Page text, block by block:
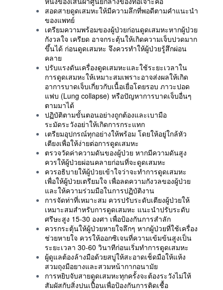
สอดสายดูดเสมหะให้มีความลึกที่พอดีตามคำแนะนำ
ของแพทย์
เตรียมความพร้อมของผู้ป่วยก่อนดูดเสมหะหากผู้ป่วย
กังวลใจ เครียด อาจกระตุ้นให้เกิดความเจ็บปวดมาก
ขึ้นได้ ก่อนดูดเสมหะ จึงควรทำให้ผู้ป่วยรู้สึกผ่อน
คลาย
ปรับแรงดันเครื่องดูดเสมหะและใช้ระยะเวลาใน
การดูดเสมหะให้เหมาะสมเพราะอาจส่งผลให้เกิด
อาการบาดเจ็บเกี่ยวกับเนื้อเยื่อโดยรอบ ภาวะปอด
แฟบ (Lung collapse) หรือปัญหาการบาดเจ็บอื่นๆ
ตามมาได้
ปฏิบัติตามขั้นตอนอย่างถูกต้องและเบามือ
ระมัดระวังอย่าให้เกิดการกระแทก
เตรียมอุปกรณ์ทุกอย่างให้พร้อม โดยให้อยู่ใกล้หัว
เตียงเพื่อให้ง่ายต่อการดูดเสมหะ
ตรวจวัดค่าความดันของผู้ป่วย หากมีความดันสูง
ควรให้ผู้ป่วยผ่อนคลายก่อนที่จะดูดเสมหะ
ควรอธิบายให้ผู้ป่วยเข้าใจว่าจะทำการดูดเสมหะ
เพื่อให้ผู้ป่วยเตรียมใจ เพื่อลดความกังวลของผู้ป่วย
และให้ความร่วมมือในการปฏิบัติงาน
การจัดท่าที่เหมาะสม ควรปรับระดับเตียงผู้ป่วยให้
เหมาะสมสำหรับการดูดเสมหะ แนะนำปรับระดับ
ศรีษะสูง 15-30 องศา เพื่อป้องกันการสำลัก
ควรกระตุ้นให้ผู้ป่วยหายใจลึกๆ หากผู้ป่วยที่ใช้เครื่อง
ช่วยหายใจ ควรให้ออกซิเจนที่ความเข้มข้นสูงเป็น
ระยะเวลา 30-60 วินาทีก่อนเริ่มทำการดูดเสมหะ
ผู้ดูแลต้องล้างมือด้วยสบู่ให้สะอาดเช็ดมือให้แห้ง
สวมถุงมือยางและสวมหน้ากากอนามัย
การหยิบจับสายดูดเสมหะทุกครั้งจะต้องระวังไม่ให้
สัมผัสกับสิ่งปนเปื้อนเพื่อป้องกันการติดเชื้อ